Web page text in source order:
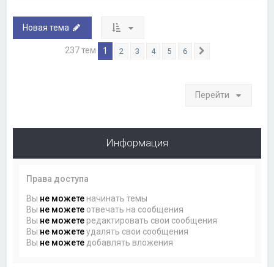
Новая тема
237 тем 1 2 3 4 5 6
Перейти
Информация
Права доступа
Вы не можете начинать темы
Вы не можете отвечать на сообщения
Вы не можете редактировать свои сообщения
Вы не можетеудалять свои сообщения
Вы не можете добавлять вложения